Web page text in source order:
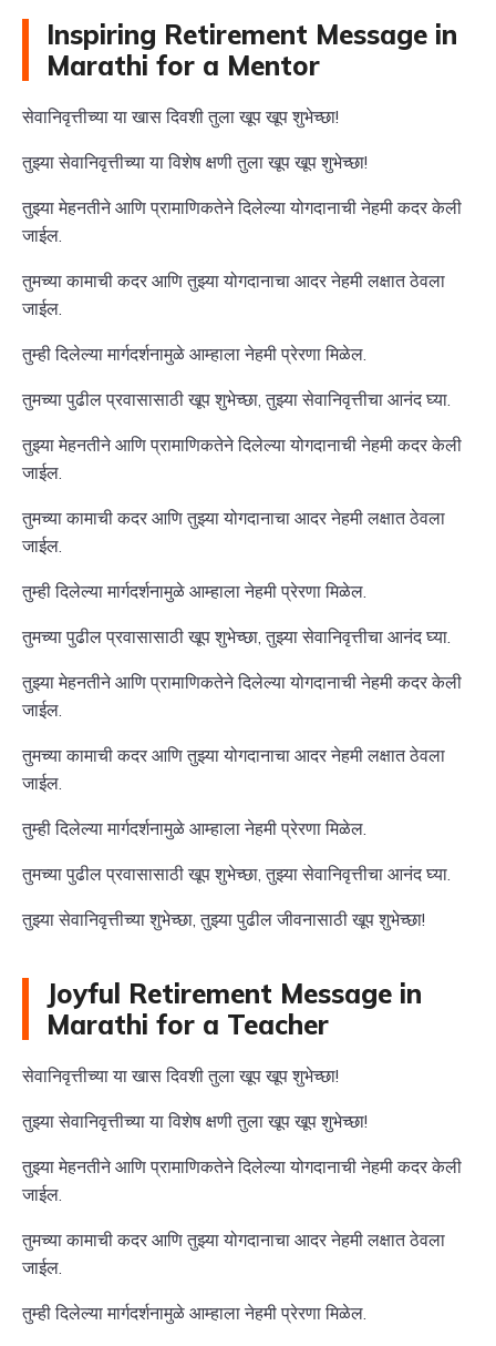
Inspiring Retirement Message in
Marathi for a Mentor
सेवानिवृत्तीच्या या खास दिवशी तुला खूप खूप शुभेच्छा!
तुझ्या सेवानिवृत्तीच्या या विशेष क्षणी तुला खूप खूप शुभेच्छा!
तुझ्या मेहनतीने आणि प्रामाणिकतेने दिलेल्या योगदानाची नेहमी कदर केली
जाईल.
तुमच्या कामाची कदर आणि तुझ्या योगदानाचा आदर नेहमी लक्षात ठेवला
जाईल.
तुम्ही दिलेल्या मार्गदर्शनामुळे आम्हाला नेहमी प्रेरणा मिळेल.
तुमच्या पुढील प्रवासासाठी खूप शुभेच्छा, तुझ्या सेवानिवृत्तीचा आनंद घ्या.
तुझ्या मेहनतीने आणि प्रामाणिकतेने दिलेल्या योगदानाची नेहमी कदर केली
जाईल.
तुमच्या कामाची कदर आणि तुझ्या योगदानाचा आदर नेहमी लक्षात ठेवला
जाईल.
तुम्ही दिलेल्या मार्गदर्शनामुळे आम्हाला नेहमी प्रेरणा मिळेल.
तुमच्या पुढील प्रवासासाठी खूप शुभेच्छा, तुझ्या सेवानिवृत्तीचा आनंद घ्या.
तुझ्या मेहनतीने आणि प्रामाणिकतेने दिलेल्या योगदानाची नेहमी कदर केली
जाईल.
तुमच्या कामाची कदर आणि तुझ्या योगदानाचा आदर नेहमी लक्षात ठेवला
जाईल.
तुम्ही दिलेल्या मार्गदर्शनामुळे आम्हाला नेहमी प्रेरणा मिळेल.
तुमच्या पुढील प्रवासासाठी खूप शुभेच्छा, तुझ्या सेवानिवृत्तीचा आनंद घ्या.
तुझ्या सेवानिवृत्तीच्या शुभेच्छा, तुझ्या पुढील जीवनासाठी खूप शुभेच्छा!
Joyful Retirement Message in
Marathi for a Teacher
सेवानिवृत्तीच्या या खास दिवशी तुला खूप खूप शुभेच्छा!
तुझ्या सेवानिवृत्तीच्या या विशेष क्षणी तुला खूप खूप शुभेच्छा!
तुझ्या मेहनतीने आणि प्रामाणिकतेने दिलेल्या योगदानाची नेहमी कदर केली
जाईल.
तुमच्या कामाची कदर आणि तुझ्या योगदानाचा आदर नेहमी लक्षात ठेवला
जाईल.
तुम्ही दिलेल्या मार्गदर्शनामुळे आम्हाला नेहमी प्रेरणा मिळेल.